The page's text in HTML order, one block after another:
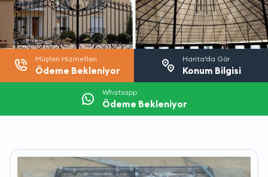
Müşteri Hizmetleri
Ödeme Bekleniyor
Harita’da Gör
Konum Bilgisi
Whatsapp
Ödeme Bekleniyor